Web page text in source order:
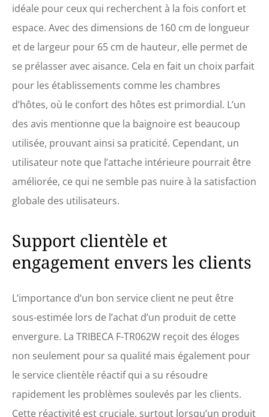
idéale pour ceux qui recherchent à la fois confort et
espace. Avec des dimensions de 160 cm de longueur
et de largeur pour 65 cm de hauteur, elle permet de
se prélasser avec aisance. Cela en fait un choix parfait
pour les établissements comme les chambres
d’hôtes, où le confort des hôtes est primordial. L’un
des avis mentionne que la baignoire est beaucoup
utilisée, prouvant ainsi sa praticité. Cependant, un
utilisateur note que l’attache intérieure pourrait être
améliorée, ce qui ne semble pas nuire à la satisfaction
globale des utilisateurs.
Support clientèle et
engagement envers les clients
L’importance d’un bon service client ne peut être
sous-estimée lors de l’achat d’un produit de cette
envergure. La TRIBECA F-TR062W reçoit des éloges
non seulement pour sa qualité mais également pour
le service clientèle réactif qui a su résoudre
rapidement les problèmes soulevés par les clients.
Cette réactivité est cruciale, surtout lorsqu’un produit